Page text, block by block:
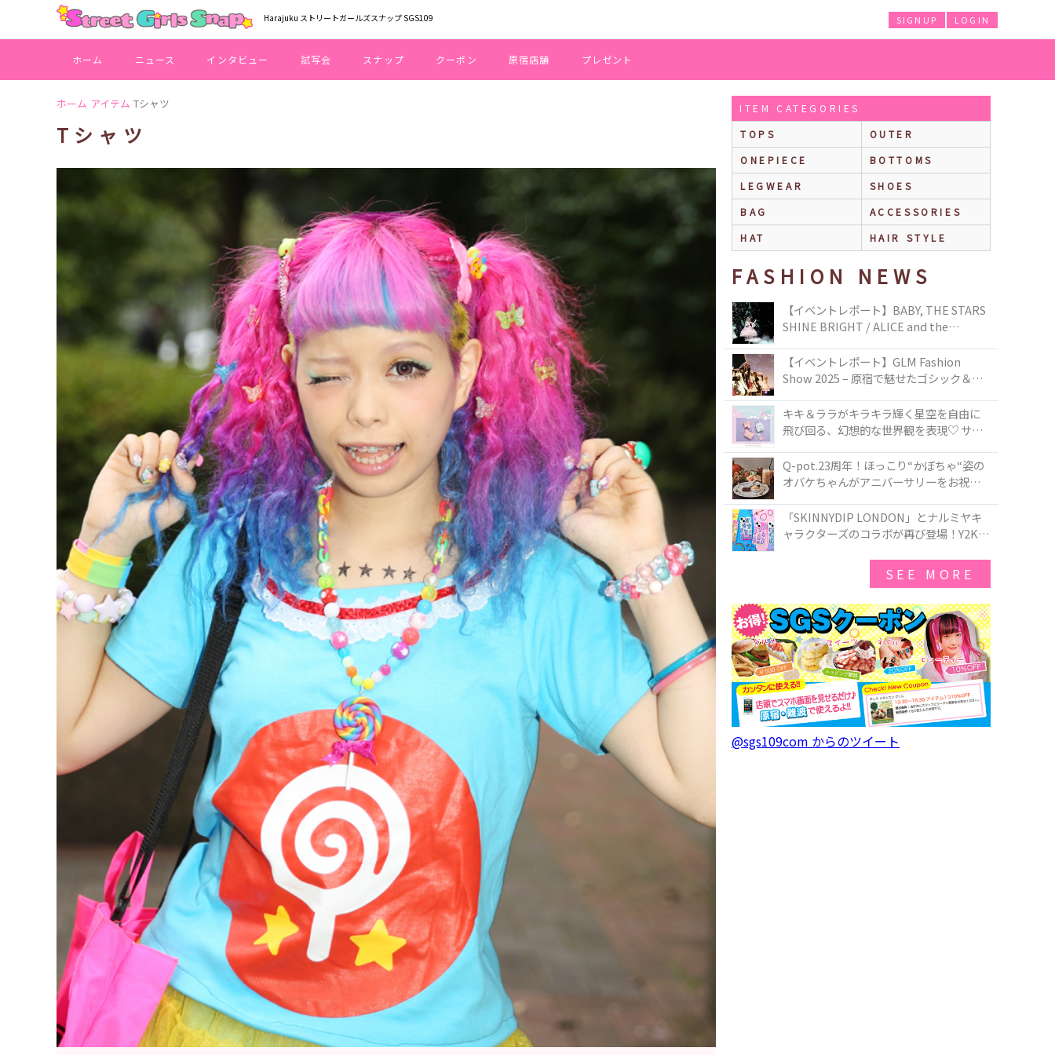
Harajuku ストリートガールズスナップ SGS109 LOGIN
SIGNUP
ホーム ニュース インタビュー 試写会 スナップ クーポン 原宿店舗 プレゼント
ホーム アイテム Tシャツ
Tシャツ
ITEM CATEGORIES
TOPS
OUTER
ONEPIECE
BOTTOMS
LEGWEAR
SHOES
BAG
ACCESSORIES
HAT
HAIR STYLE
FASHION NEWS
【イベントレポート】BABY, THE STARS
SHINE BRIGHT / ALICE and the
TOKYO
【イベントレポート】GLM Fashion
Show 2025 – 原宿で魅せたゴシック＆ロ
キキ＆ララがキラキラ輝く星空を自由に
飛び回る、幻想的な世界観を表現♡ サマ
50周年アニバーサリーイヤー』を記念し
たコレクションが登場
Q-pot.23周年！ほっこり“かぼちゃ“姿の
オバケちゃんがアニバーサリーをお祝い
ー」が新発売！Q-pot CAFE.では「かぼち
ゃのオバケーキプレート」も登場
「SKINNYDIP LONDON」とナルミヤキ
ャラクターズのコラボが再び登場！Y2Kム
SEE MORE
@sgs109com からのツイート